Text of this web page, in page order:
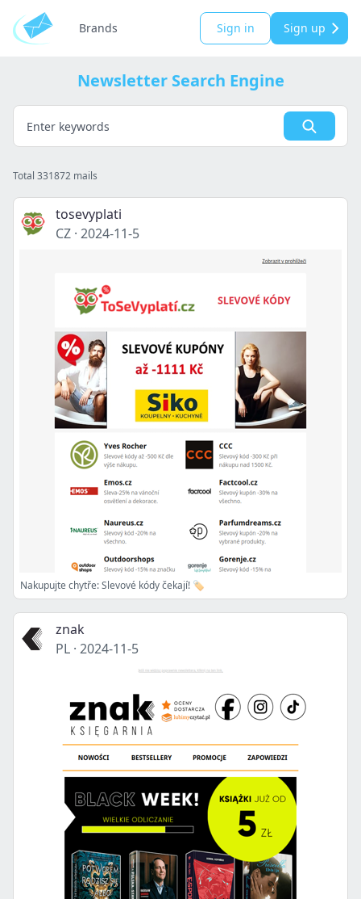
Brands Sign in Sign up
Newsletter Search Engine
Total 331872 mails
tosevyplati
CZ · 2024-11-5
Nakupujte chytře: Slevové kódy čekají! 🏷️
znak
PL · 2024-11-5